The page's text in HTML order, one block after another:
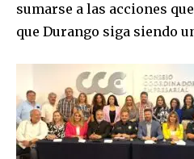
sumarse a las acciones
que Durango siga siendo